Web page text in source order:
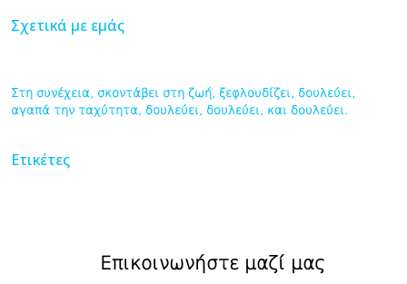
Σχετικά με εμάς
Στη συνέχεια, σκοντάβει στη ζωή, ξεφλουδίζει, δουλεύει,
αγαπά την ταχύτητα, δουλεύει, δουλεύει, και δουλεύει.
Ετικέτες
Επικοινωνήστε μαζί μας